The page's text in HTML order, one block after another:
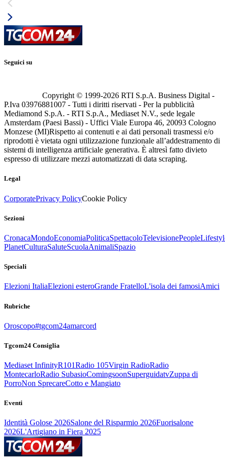
Seguici su
Copyright © 1999-2026 RTI S.p.A. Business Digital -
P.Iva 03976881007 - Tutti i diritti riservati - Per la pubblicità
Mediamond S.p.A. - RTI S.p.A., Mediaset N.V., sede legale
Amsterdam (Paesi Bassi) - Uffici Viale Europa 46, 20093 Cologno
Monzese (MI)Rispetto ai contenuti e ai dati personali trasmessi e/o
riprodotti è vietata ogni utilizzazione funzionale all’addestramento di
sistemi di intelligenza artificiale generativa. È altresì fatto divieto
espresso di utilizzare mezzi automatizzati di data scraping.
Legal
CorporatePrivacy PolicyCookie Policy
Sezioni
CronacaMondoEconomiaPoliticaSpettacoloTelevisionePeople
PlanetCulturaSaluteScuolaAnimaliSpazio
Speciali
Elezioni ItaliaElezioni esteroGrande FratelloL'isola dei famosiAmici
Rubriche
Oroscopo#tgcom24amarcord
Tgcom24 Consiglia
Mediaset InfinityR101Radio 105Virgin RadioRadio
MontecarloRadio SubasioComingsoonSuperguidatvZuppa di
PorroNon SprecareCotto e Mangiato
Eventi
Identità Golose 2026Salone del Risparmio 2026Fuorisalone
2026L'Artigiano in Fiera 2025